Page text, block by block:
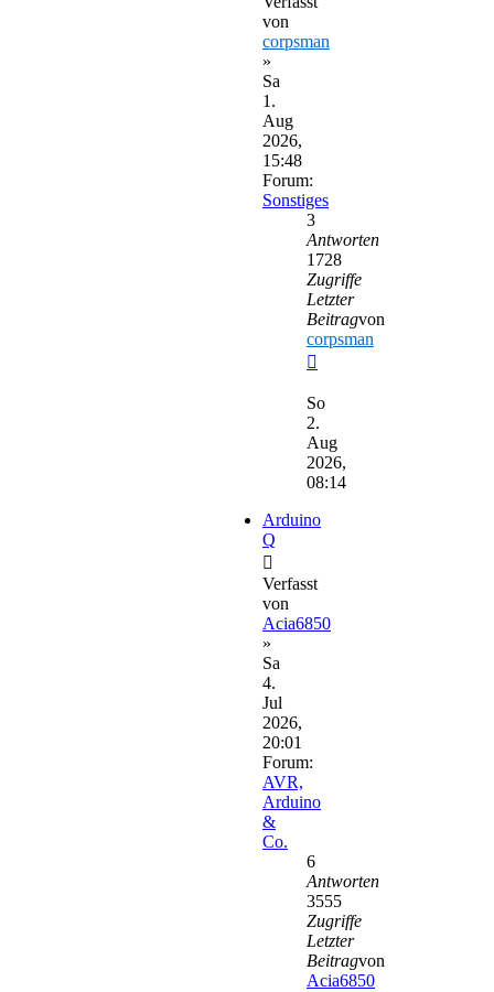
von
corpsman
»
Sa
1.
Aug
2026,
15:48
Forum:
Sonstiges
3
Antworten
1728
Zugriffe
Letzter
Beitragvon
corpsman
Beitrag
So
2.
Aug
2026,
08:14
Arduino
Q
Verfasst
von
Acia6850
»
Sa
4.
Jul
2026,
20:01
Forum:
AVR,
Arduino
&
Co.
6
Antworten
3555
Zugriffe
Letzter
Beitragvon
Acia6850